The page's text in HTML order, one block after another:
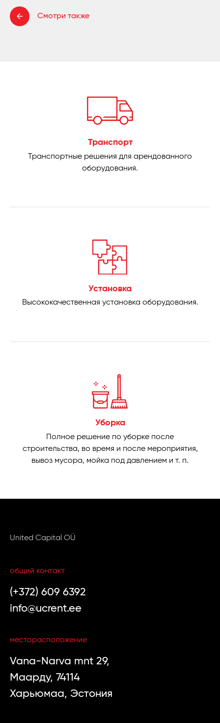
Смотри также
Транспорт
Транспортные решения для арендованного
оборудования.
Установка
Высококачественная установка оборудования.
Уборка
Полное решение по уборке после
строительства, во время и после мероприятия,
вывоз мусора, мойка под давлением и т. п.
United Capital OÜ
общий контакт
(+372) 609 6392
info@ucrent.ee
месторасположение
Vana-Narva mnt 29,
Маарду, 74114
Харьюмаа, Эстония